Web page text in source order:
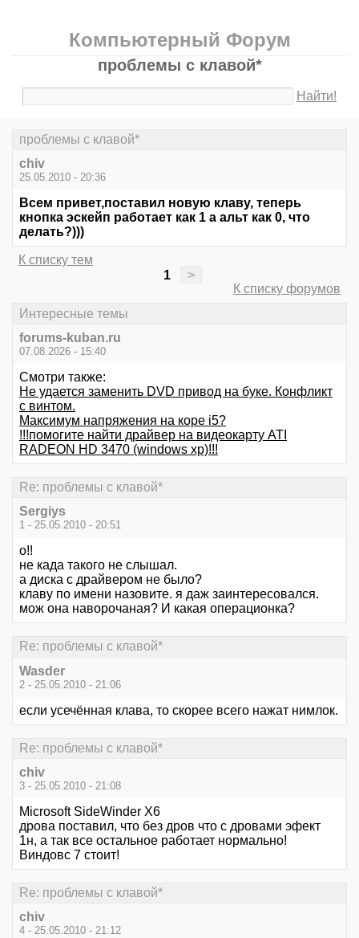
Компьютерный Форум
проблемы с клавой*
Найти!
проблемы с клавой*
chiv
25.05.2010 - 20:36
Всем привет,поставил новую клаву, теперь
кнопка эскейп работает как 1 а альт как 0, что
делать?)))
К списку тем
1
>
К списку форумов
Интересные темы
forums-kuban.ru
07.08.2026 - 15:40
Смотри также:
Не удается заменить DVD привод на буке. Конфликт
с винтом.
Максимум напряжения на коре i5?
!!!помогите найти драйвер на видеокарту ATI
RADEON HD 3470 (windows xp)!!!
Re: проблемы с клавой*
Sergiys
1 - 25.05.2010 - 20:51
о!!
не када такого не слышал.
а диска с драйвером не было?
клаву по имени назовите. я даж заинтересовался.
мож она наворочаная? И какая операционка?
Re: проблемы с клавой*
Wasder
2 - 25.05.2010 - 21:06
если усечённая клава, то скорее всего нажат нимлок.
Re: проблемы с клавой*
chiv
3 - 25.05.2010 - 21:08
Microsoft SideWinder X6
дрова поставил, что без дров что с дровами эфект
1н, а так все остальное работает нормально!
Виндовс 7 стоит!
Re: проблемы с клавой*
chiv
4 - 25.05.2010 - 21:12